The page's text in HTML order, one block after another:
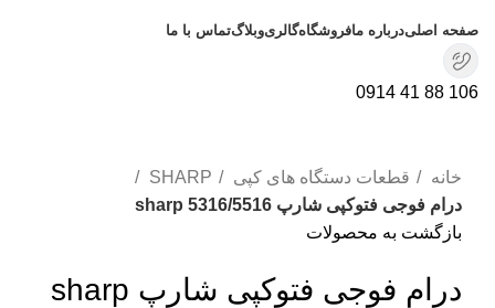
صفحه اصلیدرباره مافروشگاهگالریوبلاگتماس با ما
106 88 41 0914
خانه
قطعات دستگاه های کپی
SHARP
درام فوجی فتوکپی شارپ sharp 5316/5516
بازگشت به محصولات
درام فوجی فتوکپی شارپ sharp